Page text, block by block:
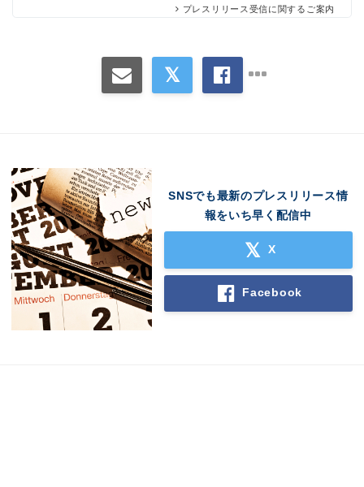
プレスリリース受信に関するご案内
SNSでも最新のプレスリリース情
報をいち早く配信中
X
Facebook